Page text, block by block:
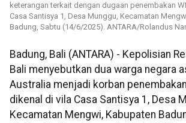
keterangan terkait dengan dugaan penembakan
Casa Santisya 1, Desa Munggu, Kecamatan
Badung, Sabtu (14/6/2025). ANTARA/Rolandus
Badung, Bali (ANTARA) - Kepolisian
Bali menyebutkan dua warga negara
Australia menjadi korban
dikenal di vila Casa Santisya 1, Desa
Kecamatan Mengwi, Kabupaten